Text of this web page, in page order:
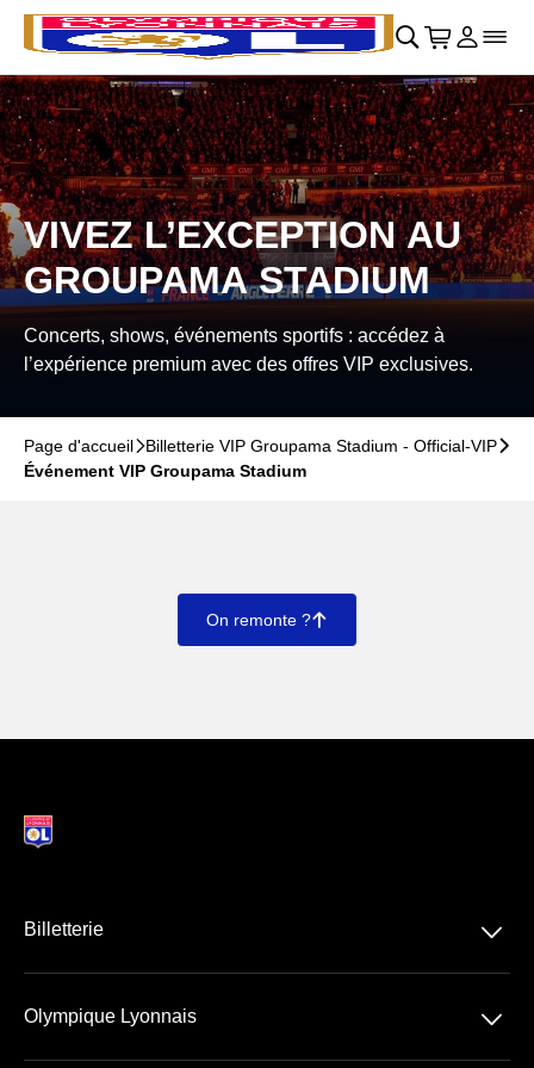
Retour au menu principal􀄫
􀊫 Cart
􀍩 Se
􀉩􀌇
VIVEZ L’EXCEPTION AU
GROUPAMA STADIUM
Concerts, shows, événements sportifs : accédez à
l’expérience premium avec des offres VIP exclusives.
Page d'accueil􀆊Billetterie VIP Groupama Stadium - Official-VIP􀆊
Événement VIP Groupama Stadium
On remonte ?􀄨
Billetterie 􀆈
Olympique Lyonnais
􀆈